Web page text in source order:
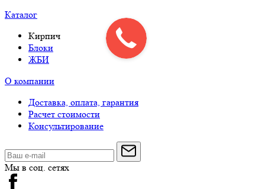
Каталог
Кирпич
Блоки
ЖБИ
О компании
Доставка, оплата, гарантия
Расчет стоимости
Консультирование
Мы в соц. сетях